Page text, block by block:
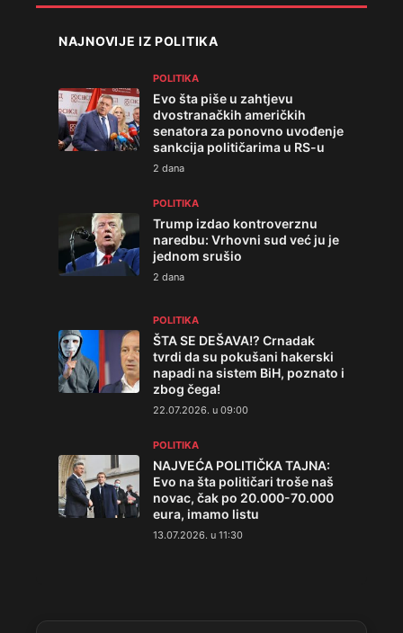
NAJNOVIJE IZ POLITIKA
POLITIKA
Evo šta piše u zahtjevu
dvostranačkih američkih
senatora za ponovno uvođenje
sankcija političarima u RS-u
2 dana
POLITIKA
Trump izdao kontroverznu
naredbu: Vrhovni sud već ju je
jednom srušio
2 dana
POLITIKA
ŠTA SE DEŠAVA!? Crnadak
tvrdi da su pokušani hakerski
napadi na sistem BiH, poznato i
zbog čega!
22.07.2026. u 09:00
POLITIKA
NAJVEĆA POLITIČKA TAJNA:
Evo na šta političari troše naš
novac, čak po 20.000-70.000
eura, imamo listu
13.07.2026. u 11:30